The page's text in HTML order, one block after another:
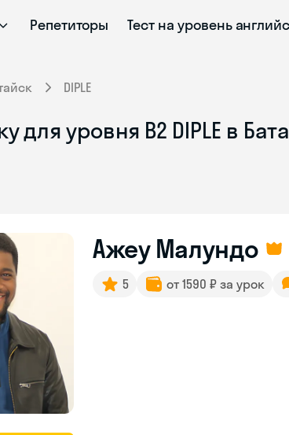
Репетиторы Тест на уровень
DIPLE
для уровня B2 DIPLE в
Ажеу Малундо
5 от 1590 ₽ за урок